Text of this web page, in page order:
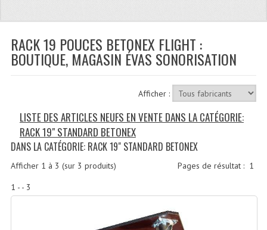
Location De Matériel
Le Matériel D´occasion
Recevoir Nos Promotions
Faire Votre Devis
CATÉGORIES
Accessoires Pieds Cellules Diamants
RACK 19 POUCES BETONEX FLIGHT :
BOUTIQUE, MAGASIN ÉVAS SONORISATION
Afficher :
LISTE DES ARTICLES NEUFS EN VENTE DANS LA CATÉGORIE:
RACK 19" STANDARD BETONEX
DANS LA CATÉGORIE: RACK 19" STANDARD BETONEX
Pages de résultat : 1
Afficher 1 à 3 (sur 3 produits)
1 - - 3